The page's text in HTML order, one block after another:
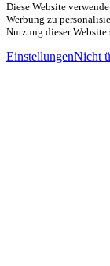
Diese Website
Werbung zu
Nutzung dieser
EinstellungenNicht